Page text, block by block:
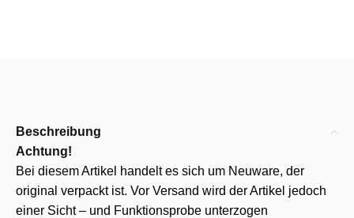
Beschreibung
Achtung!
Bei diesem Artikel handelt es sich um Neuware, der
original verpackt ist. Vor Versand wird der Artikel jedoch
einer Sicht – und Funktionsprobe unterzogen